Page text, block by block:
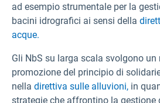
ad esempio strumentale per la
bacini idrografici ai sensi della
acque.
Gli NbS su larga scala svolgono
promozione del principio di
nella direttiva sulle alluvioni, in
strategie che affrontino la gestione